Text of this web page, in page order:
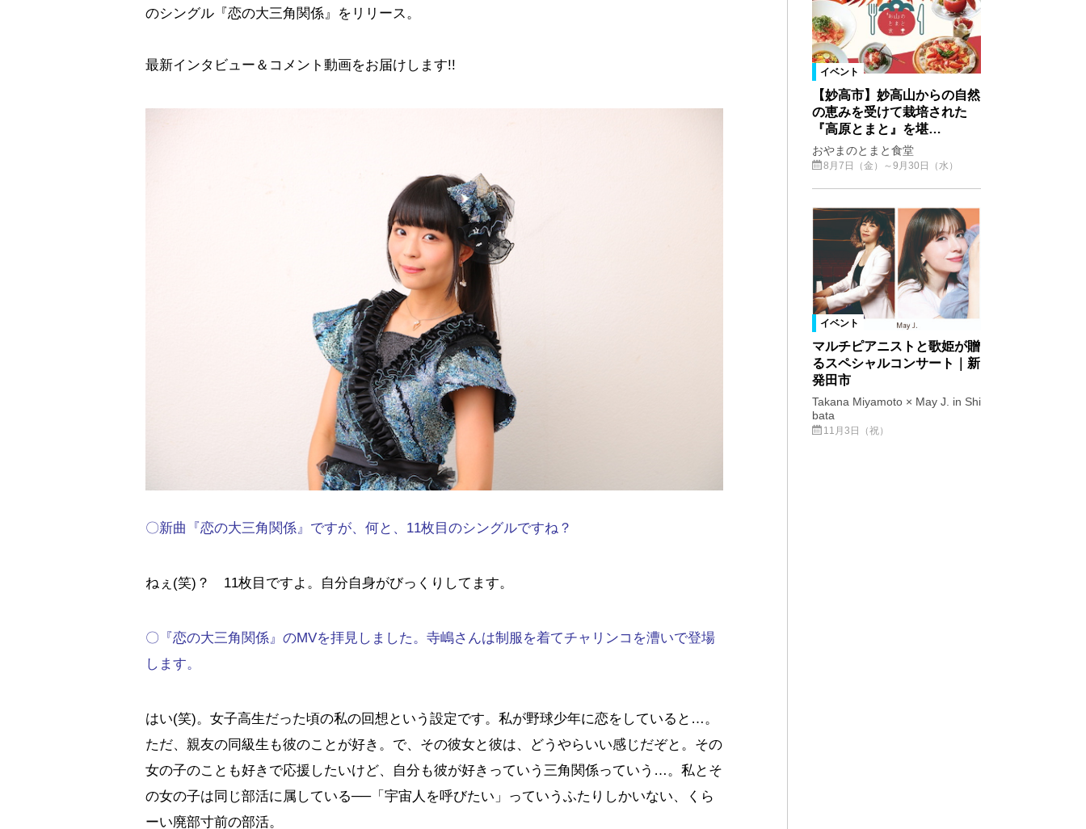
のシングル『恋の大三角関係』をリリース。
最新インタビュー＆コメント動画をお届けします!!
〇新曲『恋の大三角関係』ですが、何と、11枚目のシングルですね？
ねぇ(笑)？ 11枚目ですよ。自分自身がびっくりしてます。
〇『恋の大三角関係』のMVを拝見しました。寺嶋さんは制服を着てチャリンコを漕いで登場
します。
はい(笑)。女子高生だった頃の私の回想という設定です。私が野球少年に恋をしていると…。
ただ、親友の同級生も彼のことが好き。で、その彼女と彼は、どうやらいい感じだぞと。その
女の子のことも好きで応援したいけど、自分も彼が好きっていう三角関係っていう…。私とそ
の女の子は同じ部活に属している──「宇宙人を呼びたい」っていうふたりしかいない、くら
ーい廃部寸前の部活。
イベント
【妙高市】妙高山からの自然
の恵みを受けて栽培された
『高原とまと』を堪…
おやまのとまと食堂
8月7日（金）～9月30日（水）
イベント
マルチピアニストと歌姫が贈
るスペシャルコンサート｜新
発田市
Takana Miyamoto × May J. in Shi
bata
11月3日（祝）